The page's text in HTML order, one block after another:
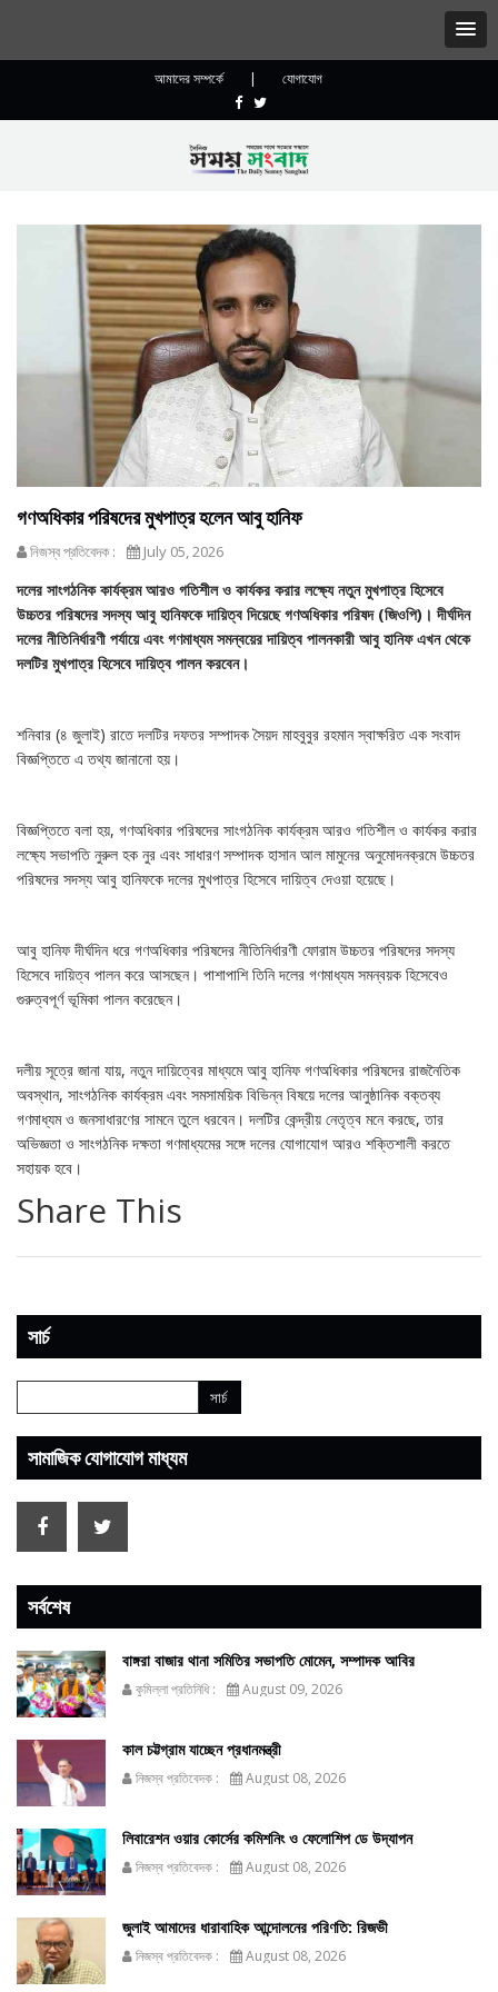
আমাদের সম্পর্কে | যোগাযোগ
গণঅধিকার পরিষদের মুখপাত্র হলেন আবু হানিফ
নিজস্ব প্রতিবেদক : July 05, 2026
দলের সাংগঠনিক কার্যক্রম আরও গতিশীল ও কার্যকর করার লক্ষ্যে নতুন মুখপাত্র হিসেবে
উচ্চতর পরিষদের সদস্য আবু হানিফকে দায়িত্ব দিয়েছে গণঅধিকার পরিষদ (জিওপি)। দীর্ঘদিন
দলের নীতিনির্ধারণী পর্যায়ে এবং গণমাধ্যম সমন্বয়ের দায়িত্ব পালনকারী আবু হানিফ এখন থেকে
দলটির মুখপাত্র হিসেবে দায়িত্ব পালন করবেন।
শনিবার (৪ জুলাই) রাতে দলটির দফতর সম্পাদক সৈয়দ মাহবুবুর রহমান স্বাক্ষরিত এক সংবাদ
বিজ্ঞপ্তিতে এ তথ্য জানানো হয়।
বিজ্ঞপ্তিতে বলা হয়, গণঅধিকার পরিষদের সাংগঠনিক কার্যক্রম আরও গতিশীল ও কার্যকর করার
লক্ষ্যে সভাপতি নুরুল হক নুর এবং সাধারণ সম্পাদক হাসান আল মামুনের অনুমোদনক্রমে উচ্চতর
পরিষদের সদস্য আবু হানিফকে দলের মুখপাত্র হিসেবে দায়িত্ব দেওয়া হয়েছে।
আবু হানিফ দীর্ঘদিন ধরে গণঅধিকার পরিষদের নীতিনির্ধারণী ফোরাম উচ্চতর পরিষদের সদস্য
হিসেবে দায়িত্ব পালন করে আসছেন। পাশাপাশি তিনি দলের গণমাধ্যম সমন্বয়ক হিসেবেও
গুরুত্বপূর্ণ ভূমিকা পালন করেছেন।
দলীয় সূত্রে জানা যায়, নতুন দায়িত্বের মাধ্যমে আবু হানিফ গণঅধিকার পরিষদের রাজনৈতিক
অবস্থান, সাংগঠনিক কার্যক্রম এবং সমসাময়িক বিভিন্ন বিষয়ে দলের আনুষ্ঠানিক বক্তব্য
গণমাধ্যম ও জনসাধারণের সামনে তুলে ধরবেন। দলটির কেন্দ্রীয় নেতৃত্ব মনে করছে, তার
অভিজ্ঞতা ও সাংগঠনিক দক্ষতা গণমাধ্যমের সঙ্গে দলের যোগাযোগ আরও শক্তিশালী করতে
সহায়ক হবে।
Share This
সার্চ
সামাজিক যোগাযোগ মাধ্যম
সর্বশেষ
বাঙ্গরা বাজার থানা সমিতির সভাপতি মোমেন, সম্পাদক আবির
কুমিল্লা প্রতিনিধি : August 09, 2026
কাল চট্টগ্রাম যাচ্ছেন প্রধানমন্ত্রী
নিজস্ব প্রতিবেদক : August 08, 2026
লিবারেশন ওয়ার কোর্সের কমিশনিং ও ফেলোশিপ ডে উদ্‌যাপন
নিজস্ব প্রতিবেদক : August 08, 2026
জুলাই আমাদের ধারাবাহিক আন্দোলনের পরিণতি: রিজভী
নিজস্ব প্রতিবেদক : August 08, 2026